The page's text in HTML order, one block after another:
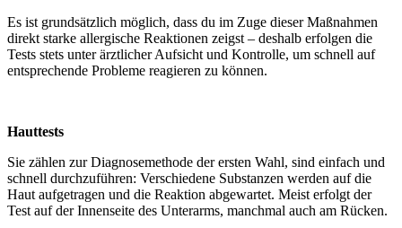
Es ist grundsätzlich möglich, dass du im Zuge dieser Maßnahmen
direkt starke allergische Reaktionen zeigst – deshalb erfolgen die
Tests stets unter ärztlicher Aufsicht und Kontrolle, um schnell auf
entsprechende Probleme reagieren zu können.
Hauttests
Sie zählen zur Diagnosemethode der ersten Wahl, sind einfach und
schnell durchzuführen: Verschiedene Substanzen werden auf die
Haut aufgetragen und die Reaktion abgewartet. Meist erfolgt der
Test auf der Innenseite des Unterarms, manchmal auch am Rücken.